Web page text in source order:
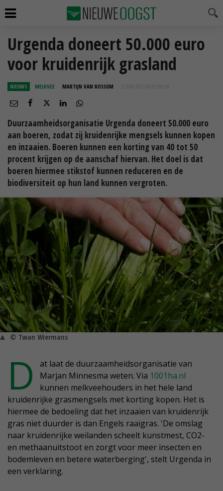
Urgenda doneert 50.000 euro
voor kruidenrijk grasland
NIEUWS MELKVEE MARTIJN VAN ROSSUM 22 MAA 2023 OM 09:59
Duurzaamheidsorganisatie Urgenda doneert 50.000 euro
aan boeren, zodat zij kruidenrijke mengsels kunnen kopen
en inzaaien. Boeren kunnen een korting van 40 tot 50
procent krijgen op de aanschaf hiervan. Het doel is dat
boeren hiermee stikstof kunnen reduceren en de
biodiversiteit op hun land kunnen vergroten.
© Twan Wiermans
D
at laat de duurzaamheidsorganisatie van
Marjan Minnesma weten. Via 1001ha.nl
kunnen melkveehouders in het hele land
kruidenrijke grasmengsels met korting kopen. Het is
hiermee de bedoeling dat het inzaaien van kruidenrijk
gras niet duurder is dan Engels raaigras. 'De omslag
naar kruidenrijke weilanden scheelt kunstmest, CO2-
en methaanuitstoot en zorgt voor meer insecten en
bodemleven en betere waterberging', stelt Urgenda in
een verklaring.